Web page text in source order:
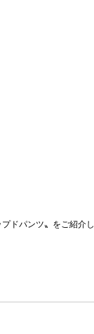
ドパンツ〟をご紹介し